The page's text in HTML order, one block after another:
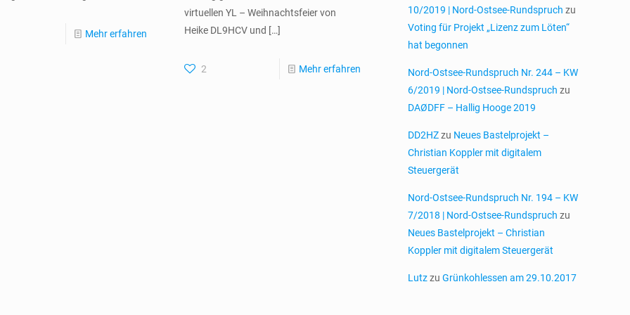
Mehr erfahren
virtuellen YL – Weihnachtsfeier von
Heike DL9HCV und […]
2 Mehr erfahren
10/2019 | Nord-Ostsee-Rundspruch zu
Voting für Projekt „Lizenz zum Löten“
hat begonnen
Nord-Ostsee-Rundspruch Nr. 244 – KW
6/2019 | Nord-Ostsee-Rundspruch zu
DAØDFF – Hallig Hooge 2019
DD2HZzu Neues Bastelprojekt –
Christian Koppler mit digitalem
Steuergerät
Nord-Ostsee-Rundspruch Nr. 194 – KW
7/2018 | Nord-Ostsee-Rundspruch zu
Neues Bastelprojekt – Christian
Koppler mit digitalem Steuergerät
Lutzzu Grünkohlessen am 29.10.2017